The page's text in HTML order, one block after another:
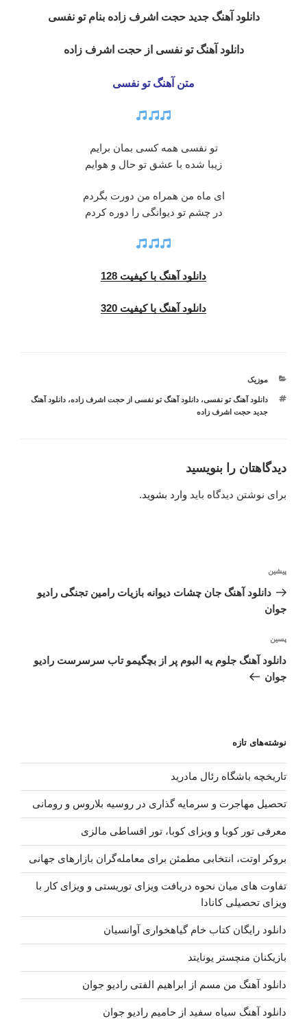
دانلود آهنگ جدید حجت اشرف زاده بنام تو نفسی
دانلود آهنگ تو نفسی از حجت اشرف زاده
متن آهنگ تو نفسی
تو نفسی همه کسی بمان برایم
زیبا شده با عشق تو حال و هوایم
ای ماه من همراه من دورت بگردم
در چشم تو دیوانگی را دوره کردم
دانلود آهنگ با کیفیت 128
دانلود آهنگ با کیفیت 320
دسته‌ها
موزیک
برچسب‌ها
دانلود آهنگ تو نفسی،دانلود آهنگ تو نفسی از حجت اشرف زاده،دانلود آهنگ
جدید حجت اشرف زاده
دیدگاهتان را بنویسید
برای نوشتن دیدگاه باید وارد بشوید.
نوشته
قبلی
پیشین
دانلود آهنگ جان چشات دیوانه بازیات رامین تجنگی رادیو
جوان
نوشته‌ٔ
بعدی
پسین
دانلود آهنگ جلوم یه البوم پر از بچگیمو تاب سرسرست رادیو
جوان
نوشته‌های تازه
تاریخچه باشگاه رئال مادرید
تحصیل مهاجرت و سرمایه گذاری در روسیه بلاروس و رومانی
معرفی تور کوبا و ویزای کوبا، تور اقساطی مالزی
بروکر اوتت، انتخابی مطمئن برای معامله‌گران بازارهای جهانی
تفاوت های میان نحوه دریافت ویزای توریستی و ویزای کار با
ویزای تحصیلی کانادا
دانلود رایگان کتاب خام گیاهخواری آوانسیان
بازیکنان منچستر یونایتد
دانلود آهنگ من مسم از ابراهیم الفتی رادیو جوان
دانلود آهنگ سیاه سفید از حامیم رادیو جوان